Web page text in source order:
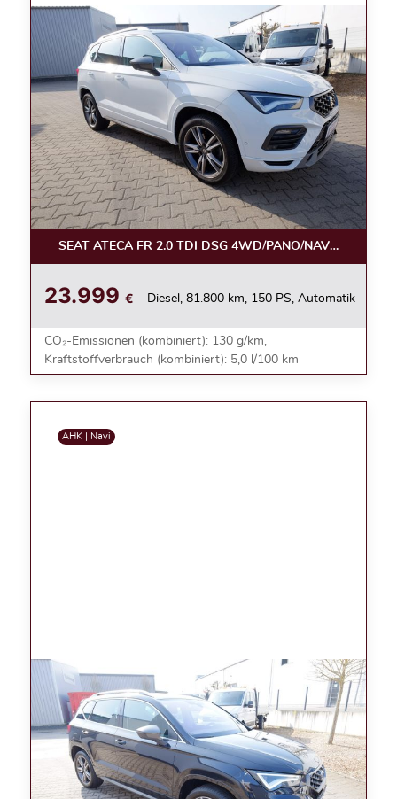
SEAT ATECA FR 2.0 TDI DSG 4WD/PANO/NAVI/AHK/
23.999 € Diesel, 81.800 km, 150 PS, Automatik
CO₂-Emissionen (kombiniert): 130 g/km,
Kraftstoffverbrauch (kombiniert): 5,0 l/100 km
AHK | Navi